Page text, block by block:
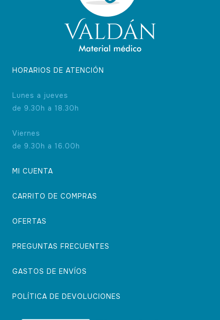
HORARIOS DE ATENCIÓN
Lunes a jueves
de 9.30h a 18.30h
Viernes
de 9.30h a 16.00h
MI CUENTA
CARRITO DE COMPRAS
OFERTAS
PREGUNTAS FRECUENTES
GASTOS DE ENVÍOS
POLÍTICA DE DEVOLUCIONES